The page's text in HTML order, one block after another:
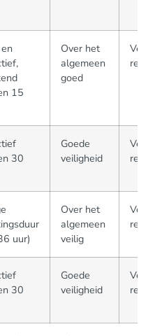
15
Over het
algemeen
goed
30
Goede
veiligheid
uur)
Over het
algemeen
veilig
30
Goede
veiligheid